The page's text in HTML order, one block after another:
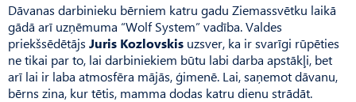
Dāvanas darbinieku bērniem katru gadu Ziemassvētku laikā
gādā arī uzņēmuma “Wolf System” vadība. Valdes
priekšsēdētājs Juris Kozlovskis uzsver, ka ir svarīgi rūpēties
ne tikai par to, lai darbiniekiem būtu labi darba apstākļi, bet
arī lai ir laba atmosfēra mājās, ģimenē. Lai, saņemot dāvanu,
bērns zina, kur tētis, mamma dodas katru dienu strādāt.